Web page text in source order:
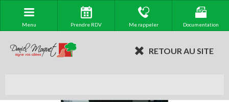
Menu Prendre RDV Me rappeler Documentation
RETOUR AU SITE